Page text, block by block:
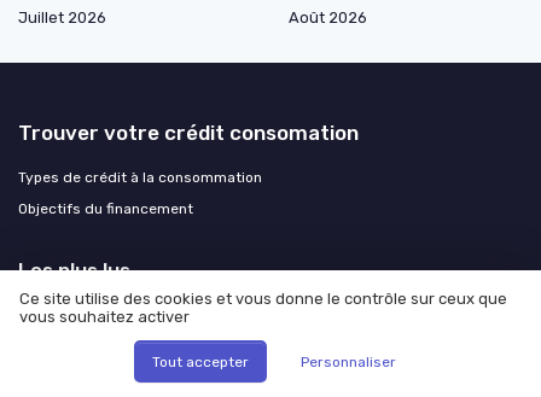
Juillet 2026
Août 2026
Trouver votre crédit consomation
Types de crédit à la consommation
Objectifs du financement
Les plus lus
Accédez à l'espace client de CA Consumer Finance
Accéder facilement à votre espace client Creditlift
Comment contacter le service client de CA Consumer Finance par
Ce site utilise des cookies et vous donne le contrôle sur ceux que
vous souhaitez activer
Tout accepter Personnaliser